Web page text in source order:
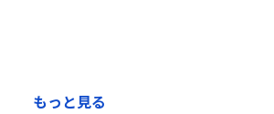
もっと見る